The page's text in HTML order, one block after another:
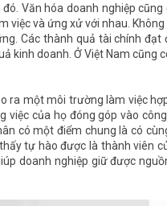
Văn hóa doanh nghiệp
việc và ứng xử với nhau.
Các thành quả tài chính đạt
kinh doanh. Ở Việt Nam cũng
ra một môi trường làm việc
của họ đóng góp vào
có một điểm chung là có
tự hào được là thành viên
doanh nghiệp giữ được